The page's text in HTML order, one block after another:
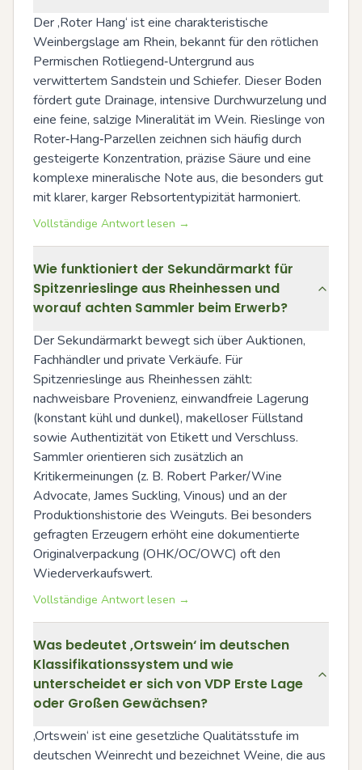
Der ‚Roter Hang‘ ist eine charakteristische
Weinbergslage am Rhein, bekannt für den rötlichen
Permischen Rotliegend‑Untergrund aus
verwittertem Sandstein und Schiefer. Dieser Boden
fördert gute Drainage, intensive Durchwurzelung und
eine feine, salzige Mineralität im Wein. Rieslinge von
Roter‑Hang‑Parzellen zeichnen sich häufig durch
gesteigerte Konzentration, präzise Säure und eine
komplexe mineralische Note aus, die besonders gut
mit klarer, karger Rebsortentypizität harmoniert.
Vollständige Antwort lesen →
Wie funktioniert der Sekundärmarkt für
Spitzenrieslinge aus Rheinhessen und
worauf achten Sammler beim Erwerb?
Der Sekundärmarkt bewegt sich über Auktionen,
Fachhändler und private Verkäufe. Für
Spitzenrieslinge aus Rheinhessen zählt:
nachweisbare Provenienz, einwandfreie Lagerung
(konstant kühl und dunkel), makelloser Füllstand
sowie Authentizität von Etikett und Verschluss.
Sammler orientieren sich zusätzlich an
Kritikermeinungen (z. B. Robert Parker/Wine
Advocate, James Suckling, Vinous) und an der
Produktionshistorie des Weinguts. Bei besonders
gefragten Erzeugern erhöht eine dokumentierte
Originalverpackung (OHK/OC/OWC) oft den
Wiederverkaufswert.
Vollständige Antwort lesen →
Was bedeutet ‚Ortswein‘ im deutschen
Klassifikationssystem und wie
unterscheidet er sich von VDP Erste Lage
oder Großen Gewächsen?
‚Ortswein‘ ist eine gesetzliche Qualitätsstufe im
deutschen Weinrecht und bezeichnet Weine, die aus